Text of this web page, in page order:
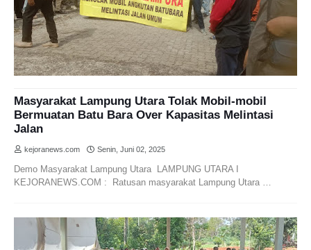
Masyarakat Lampung Utara Tolak Mobil-mobil
Bermuatan Batu Bara Over Kapasitas Melintasi
Jalan
kejoranews.com Senin, Juni 02, 2025
Demo Masyarakat Lampung Utara LAMPUNG UTARA I
KEJORANEWS.COM : Ratusan masyarakat Lampung Utara …